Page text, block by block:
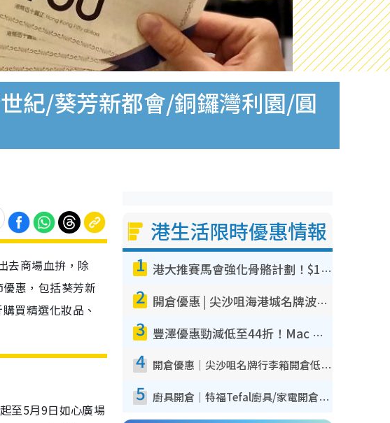
紀/葵芳新都會/銅鑼灣利園/圓
去商場血拚，除
惠，包括葵芳新
買精選化妝品、
至5月9日如心廣場
港生活限時優惠情報
1 港大推賽馬會強化骨骼計劃！$100骨質密度X光檢查 完成免費運動訓練送超市禮券！附參加資格
2 開倉優惠 | 尖沙咀海港城名牌波鞋開倉低至1折！On鞋$899起／Joy&Peace鞋履$98起
3 豐澤優惠勁減低至44折！Mac mini/iPhone17Pro大減價！廚房家電$220起
4 開倉優惠｜尖沙咀名牌行李箱開倉低至4折！一連5日 American Tourister/ace./Hallmark $200起！
5 廚具開倉｜特福Tefal廚具/家電開倉低至3折！$220起買平底鍋/炒鑊/湯煲！電飯煲/吸塵機/燙斗$418起